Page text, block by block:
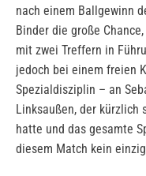
nach einem Ballgewinn
Binder die große
mit zwei Treffern in
jedoch bei einem freien
Spezialdisziplin – an
Linksaußen, der
hatte und das gesamte
diesem Match kein